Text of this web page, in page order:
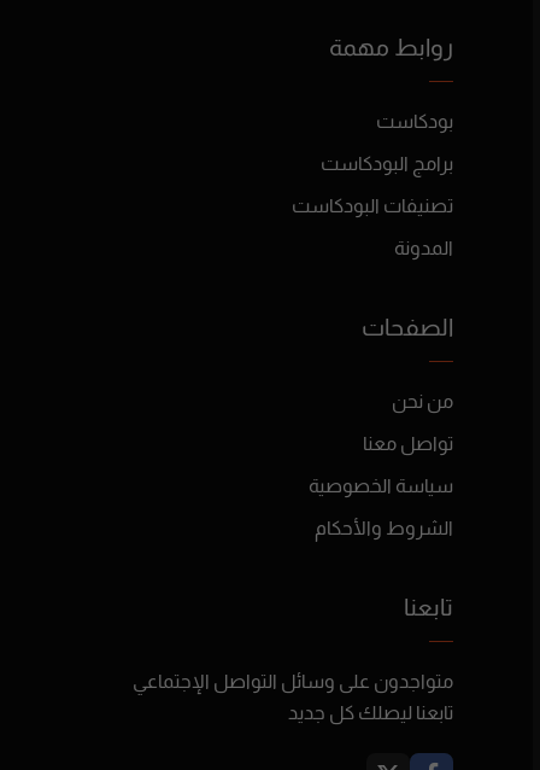
روابط مهمة
بودكاست
برامج البودكاست
تصنيفات البودكاست
المدونة
الصفحات
من نحن
تواصل معنا
سياسة الخصوصية
الشروط والأحكام
تابعنا
متواجدون على وسائل التواصل الإجتماعي
تابعنا ليصلك كل جديد